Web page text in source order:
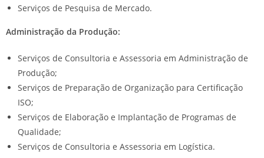
Serviços de Pesquisa de Mercado.
Administração da Produção:
Serviços de Consultoria e Assessoria em Administração de
Produção;
Serviços de Preparação de Organização para Certificação
ISO;
Serviços de Elaboração e Implantação de Programas de
Qualidade;
Serviços de Consultoria e Assessoria em Logística.